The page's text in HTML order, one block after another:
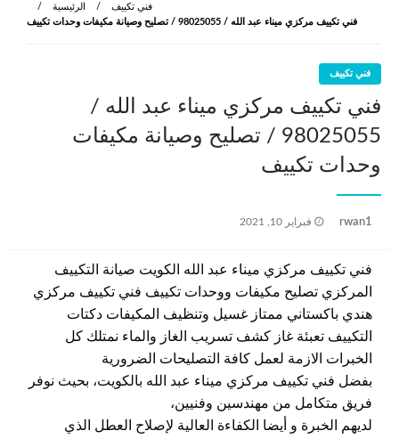
الرئيسية
فني تكييف
فني تكييف مركزي ميناء عبد الله / 98025055 / تصليح وصيانة مكيفات وحدات تكييف
فني تكييف
فني تكييف مركزي ميناء عبد الله /
98025055 / تصليح وصيانة مكيفات
وحدات تكييف
rwan1
نُشر
فبراير 10, 2021
فني تكييف مركزي ميناء عبد الله الكويت صيانة التكييف
المركزي تصليح مكيفات ووحدات تكييف فني تكييف مركزي
هندي باكستاني ممتاز غسيل وتنظيف المكيفات دكتات
التكييف تعبئة غاز كشف تسريب الغاز والماء نمتلك كل
الخبرات الازمة لعمل كافة التصليحات الضرورية
بفضل فني تكييف مركزي ميناء عبد الله بالكويت، بحيث نوفر
فريق متكامل من مهندسين وفنيين،
لديهم الخبرة و أيضا الكفاءة العالية لإصلاح العطل الذي